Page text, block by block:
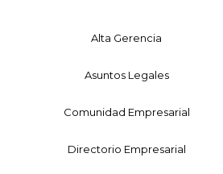
Alta Gerencia
Asuntos Legales
Comunidad Empresarial
Directorio Empresarial